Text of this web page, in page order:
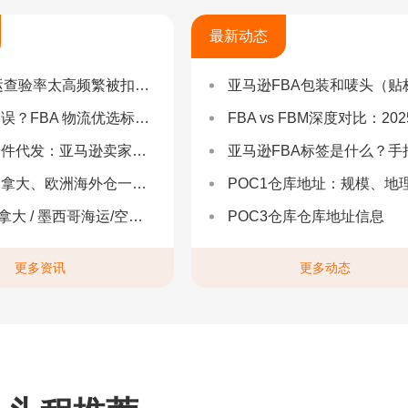
频繁被扣货，如何选择低查验物流货代？
优选标准：自营仓 + 自有车队是核心硬指标
马逊卖家合规履约与长效增长解决方案
、欧洲海外仓一件代发
哥海运/空运 | 多国海运一站式解决方案
更多资讯
最新动态
亚马逊FBA包装和唛头（贴标签）要求（2025最新详
FBA vs FBM深度对比：2025年卖家该如何选择？（附决策流程
亚马逊FBA标签是什么？手把手教你设置与避坑（附超全指
POC1仓库地址：规模、地理与优势分
POC3仓库仓库地址信息
更多动态